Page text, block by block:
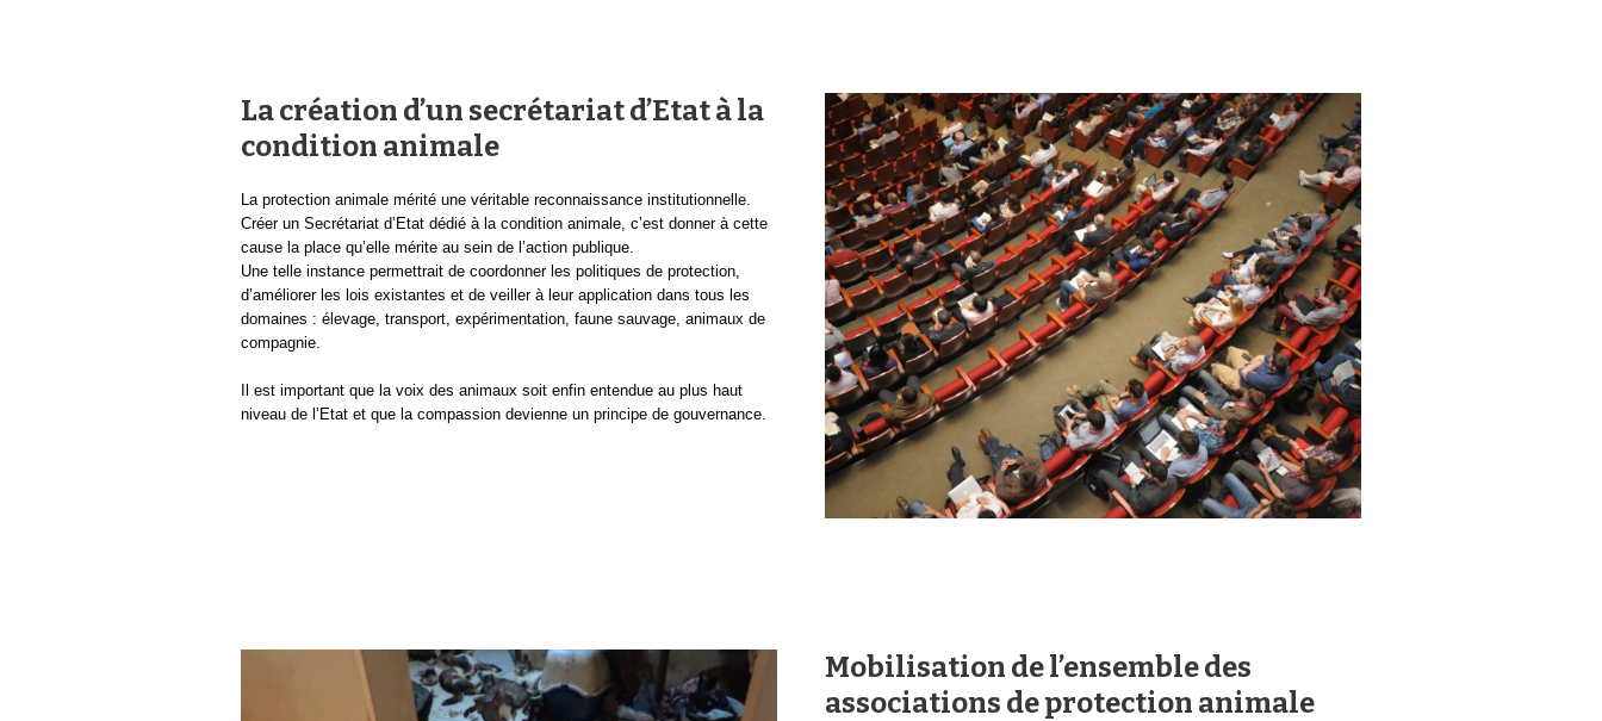
La création d’un secrétariat d’Etat à la
condition animale
La protection animale mérité une véritable reconnaissance institutionnelle.
Créer un Secrétariat d’Etat dédié à la condition animale, c’est donner à cette
cause la place qu’elle mérite au sein de l’action publique.
Une telle instance permettrait de coordonner les politiques de protection,
d’améliorer les lois existantes et de veiller à leur application dans tous les
domaines : élevage, transport, expérimentation, faune sauvage, animaux de
compagnie.
Il est important que la voix des animaux soit enfin entendue au plus haut
niveau de l’Etat et que la compassion devienne un principe de gouvernance.
Mobilisation de l’ensemble des
associations de protection animale